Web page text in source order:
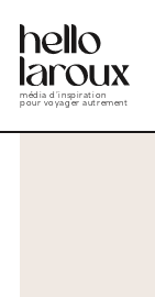
média d’inspiration
pour voyager autrement